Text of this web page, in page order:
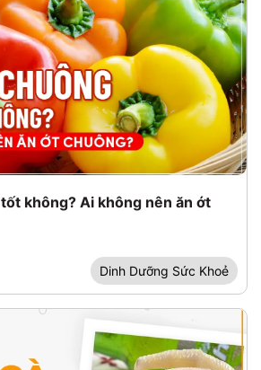
không? Ai không nên ăn ớt
Dinh Dưỡng Sức Khoẻ